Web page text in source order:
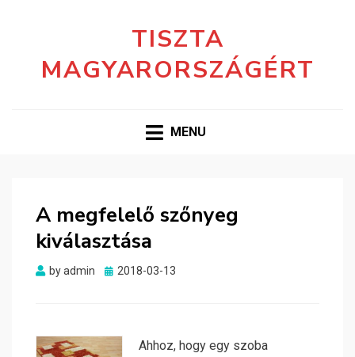
TISZTA
MAGYARORSZÁGÉRT
MENU
A megfelelő szőnyeg
kiválasztása
byadmin
Posted
2018-03-13
Ahhoz, hogy egy szoba